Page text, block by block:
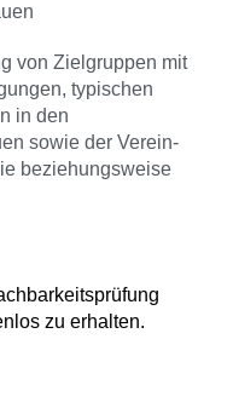
von Zielgruppen mit
typischen
in den
sowie der Verein-
beziehungsweise
zu erhalten.